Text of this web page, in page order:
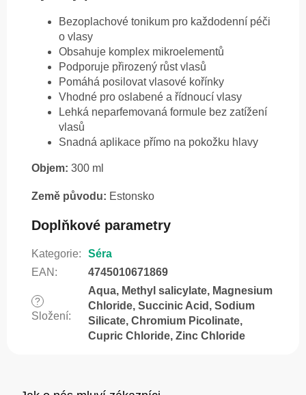
Bezoplachové tonikum pro každodenní péči
o vlasy
Obsahuje komplex mikroelementů
Podporuje přirozený růst vlasů
Pomáhá posilovat vlasové kořínky
Vhodné pro oslabené a řídnoucí vlasy
Lehká neparfemovaná formule bez zatížení
vlasů
Snadná aplikace přímo na pokožku hlavy
Objem: 300 ml
Země původu: Estonsko
Doplňkové parametry
Kategorie:
Séra
EAN : 4745010671869
?
Složení:
Aqua, Methyl salicylate, Magnesium
Chloride, Succinic Acid, Sodium
Silicate, Chromium Picolinate,
Cupric Chloride, Zinc Chloride